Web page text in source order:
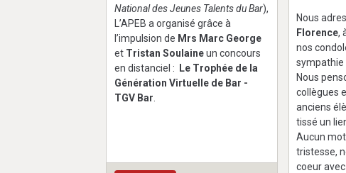
National des Jeunes Talents du Bar),
L’APEB a organisé grâce à
l’impulsion de Mrs Marc George
et Tristan Soulaineun concours
en distanciel : Le Trophée de la
Génération Virtuelle de Bar -
TGV Bar
Nous
Florence,
nos
sympathie
Nous
collègues
anciens
tissé un
Aucun
tristesse,
coeur avec